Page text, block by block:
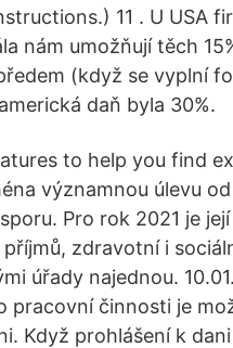
11 . U USA
nám umožňují těch
(když se vyplní
daň byla 30%.
to help you find
významnou úlevu
Pro rok 2021 je
zdravotní i
úřady najednou.
pracovní činnosti je
Když prohlášení k